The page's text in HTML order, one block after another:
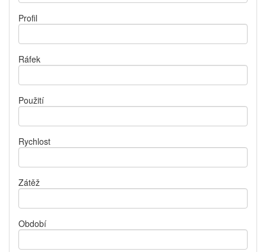
Profil
Ráfek
Použití
Rychlost
Zátěž
Období